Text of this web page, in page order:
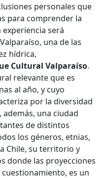
personales que
para comprender la
será
una de las
hídrica,
Cultural Valparaíso.
relevante que es
al año, y cuyo
por la diversidad
además, una ciudad
de distintos
los géneros, etnias,
Chile, su territorio y
donde las proyecciones
es un